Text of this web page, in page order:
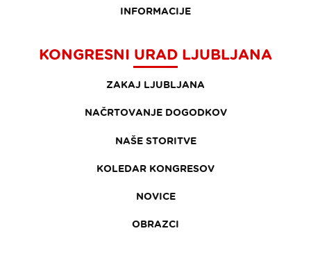
INFORMACIJE
KONGRESNI URAD LJUBLJANA
ZAKAJ LJUBLJANA
NAČRTOVANJE DOGODKOV
NAŠE STORITVE
KOLEDAR KONGRESOV
NOVICE
OBRAZCI